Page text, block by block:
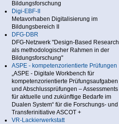
Bildungsforschung
Digi-EBF-II
Metavorhaben Digitalisierung im
Bildungsbereich II
DFG-DBR
DFG-Netzwerk "Design-Based Research
als methodologischer Rahmen in der
Bildungsforschung"
ASPE - kompetenzorientierte Prüfungen
„ASPE - Digitale Workbench für
kompetenzorientierte Prüfungsaufgaben
und Abschlussprüfungen – Assessments
für aktuelle und zukünftige Bedarfe im
Dualen System“ für die Forschungs- und
Transferinitiative ASCOT +
VR-Lackierwerkstatt